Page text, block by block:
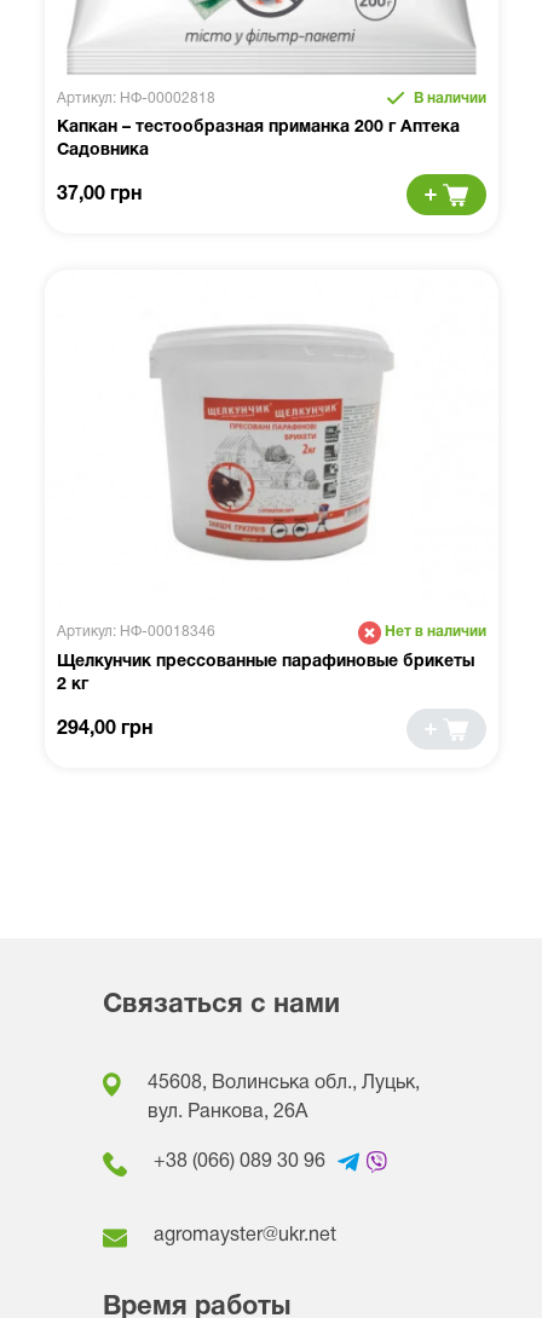
Артикул: НФ-00002818 В наличии
Капкан – тестообразная приманка 200 г Аптека
Садовника
37,00 грн
Артикул: НФ-00018346 Нет в наличии
Щелкунчик прессованные парафиновые брикеты
2 кг
294,00 грн
Связаться с нами
45608, Волинська обл., Луцьк,
вул. Ранкова, 26A
+38 (066) 089 30 96
agromayster@ukr.net
Время работы